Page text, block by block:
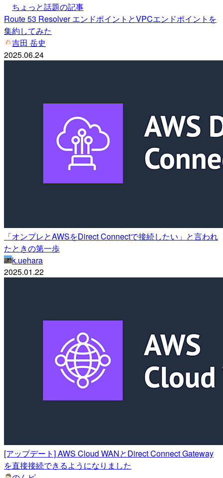
ちょっと話題の記事
Route 53 Resolver エンドポイントとVPCエンドポイントを
集約してみた
吉田 岳史
2025.06.24
「オンプレとAWSをDirect Connectで接続したい」と言われ
たときの第一歩
k.uehara
2025.01.22
[アップデート] AWS Cloud WANとDirect Connect Gateway
を直接接続できるようになりました